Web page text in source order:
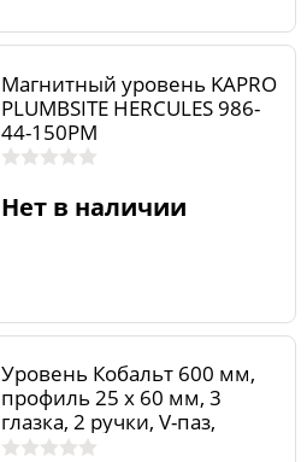
Магнитный уровень KAPRO
PLUMBSITE HERCULES 986-
44-150РМ
Нет в наличии
Уровень Кобальт 600 мм,
профиль 25 x 60 мм, 3
глазка, 2 ручки, V-паз,
точность 1,0 мм/м, литой